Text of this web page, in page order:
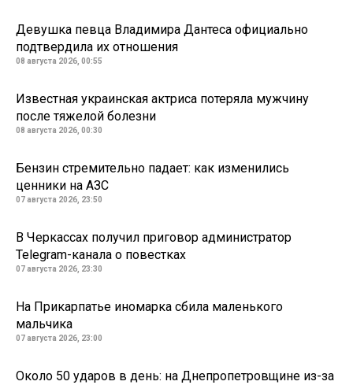
Девушка певца Владимира Дантеса официально
подтвердила их отношения
08 августа 2026, 00:55
Известная украинская актриса потеряла мужчину
после тяжелой болезни
08 августа 2026, 00:30
Бензин стремительно падает: как изменились
ценники на АЗС
07 августа 2026, 23:50
В Черкассах получил приговор администратор
Telegram-канала о повестках
07 августа 2026, 23:30
На Прикарпатье иномарка сбила маленького
мальчика
07 августа 2026, 23:00
Около 50 ударов в день: на Днепропетровщине из-за